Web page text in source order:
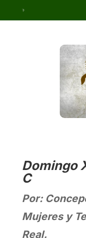
Domingo
C
Por:
Mujeres y
Real.